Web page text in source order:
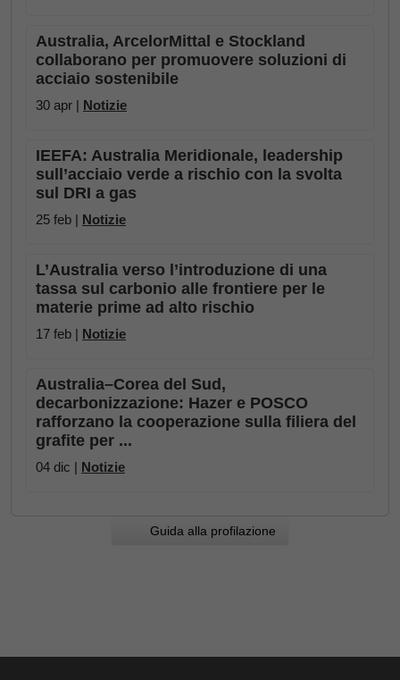
Australia, ArcelorMittal e Stockland
collaborano per promuovere soluzioni di
acciaio sostenibile
30 apr | Notizie
IEEFA: Australia Meridionale, leadership
sull’acciaio verde a rischio con la svolta
sul DRI a gas
25 feb | Notizie
L’Australia verso l’introduzione di una
tassa sul carbonio alle frontiere per le
materie prime ad alto rischio
17 feb | Notizie
Australia–Corea del Sud,
decarbonizzazione: Hazer e POSCO
rafforzano la cooperazione sulla filiera del
grafite per ...
04 dic | Notizie
Guida alla profilazione